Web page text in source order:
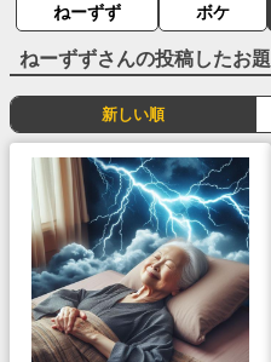
ねーずず ボケ
ねーずずさんの投稿したお題
新しい順